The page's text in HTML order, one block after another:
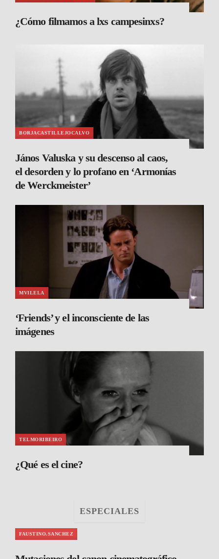
¿Cómo filmamos a lxs campesinxs?
BORJACASTILLEJOCALVO
János Valuska y su descenso al caos,
el desorden y lo profano en ‘Armonías
de Werckmeister’
MVILELA
‘Friends’ y el inconsciente de las
imágenes
TELMORIBEIRO
¿Qué es el cine?
ESPECIALES
FAUSTINO.SANCHEZ